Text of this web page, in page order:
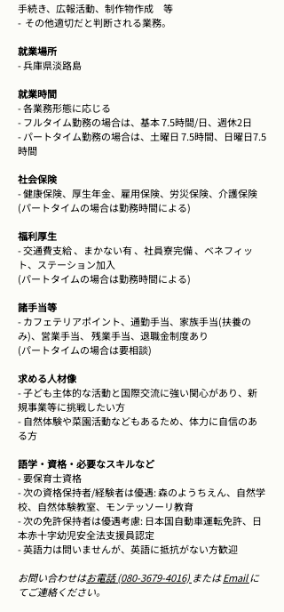
手続き、広報活動、制作物作成 等
- その他適切だと判断される業務。
就業場所
- 兵庫県淡路島
就業時間
- 各業務形態に応じる
- フルタイム勤務の場合は、基本 7.5時間/日、週休2日
- パートタイム勤務の場合は、土曜日 7.5時間、日曜日7.5
時間
社会保険
- 健康保険、厚生年金、雇用保険、労災保険、介護保険
(パートタイムの場合は勤務時間による)
福利厚生
- 交通費支給 、まかない有 、社員寮完備 、ベネフィッ
ト、ステーション加入
(パートタイムの場合は勤務時間による)
諸手当等
- カフェテリアポイント、通勤手当、家族手当(扶養の
み)、営業手当、 残業手当、退職金制度あり
(パートタイムの場合は要相談)
求める人材像
- 子ども主体的な活動と国際交流に強い関心があり、新
規事業等に挑戦したい方
- 自然体験や菜園活動などもあるため、体力に自信のあ
る方
語学・資格・必要なスキルなど
- 要保育士資格
- 次の資格保持者/経験者は優遇: 森のようちえん、自然学
校、自然体験教室、モンテッソーリ教育
- 次の免許保持者は優遇考慮: 日本国自動車運転免許、日
本赤十字幼児安全法支援員認定
- 英語力は問いませんが、英語に抵抗がない方歓迎
お問い合わせはお電話 (080-3679-4016) またはEmailに
てご連絡ください。